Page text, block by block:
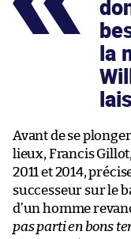
la
Avant de se
lieux, Francis
2011 et 2014,
successeur sur le
d’un homme
pas parti en bons